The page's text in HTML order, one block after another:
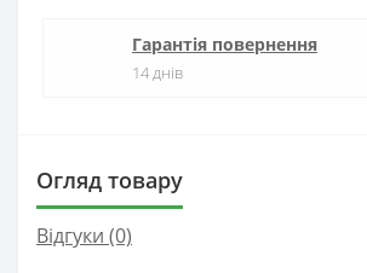
Гарантія повернення
14 днів
Огляд товару
Відгуки (0)